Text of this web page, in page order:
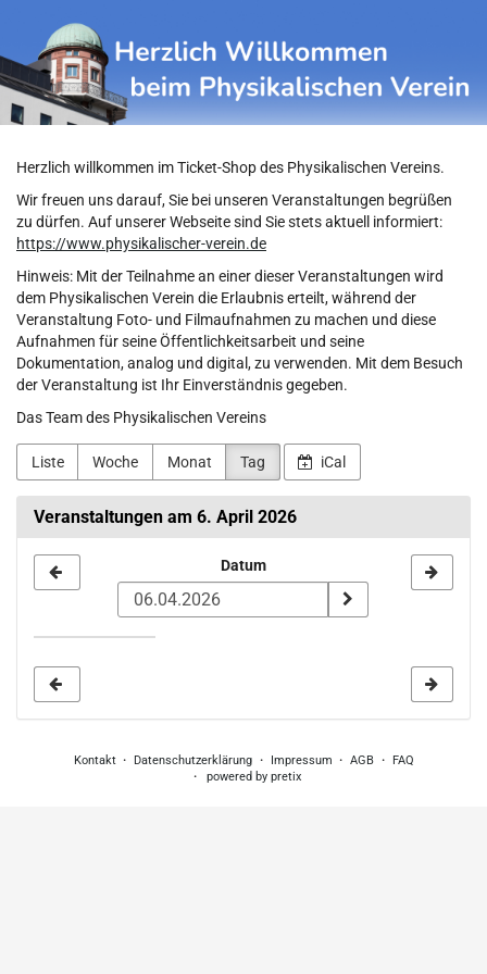
Haupt-
Inhalt
springen
Physikalischer
Verein
Herzlich willkommen im Ticket-Shop des Physikalischen Vereins.
Wir freuen uns darauf, Sie bei unseren Veranstaltungen begrüßen
zu dürfen. Auf unserer Webseite sind Sie stets aktuell informiert:
https://www.physikalischer-verein.de
Hinweis: Mit der Teilnahme an einer dieser Veranstaltungen wird
dem Physikalischen Verein die Erlaubnis erteilt, während der
Veranstaltung Foto- und Filmaufnahmen zu machen und diese
Aufnahmen für seine Öffentlichkeitsarbeit und seine
Dokumentation, analog und digital, zu verwenden. Mit dem Besuch
der Veranstaltung ist Ihr Einverständnis gegeben.
Das Team des Physikalischen Vereins
Liste Woche Monat Tag iCal
Veranstaltungen am 6. April 2026
zur
Anzeige
Datum
Kontakt Datenschutzerklärung Impressum AGB
FAQ
powered by pretix